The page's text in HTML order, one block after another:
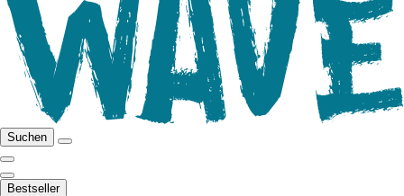
Suchen
Bestseller